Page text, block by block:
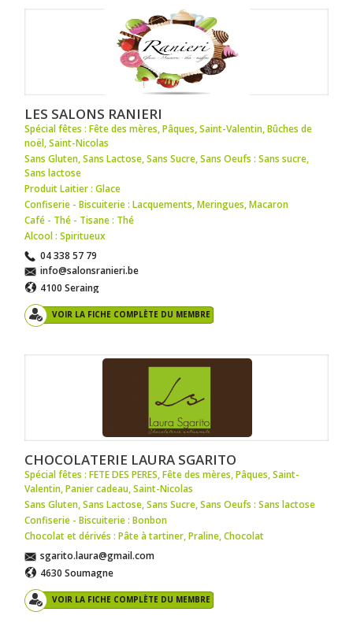
LES SALONS RANIERI
Spécial fêtes : Fête des mères,Pâques,Saint-Valentin,Bûches de
noël,Saint-Nicolas
Sans Gluten, Sans Lactose, Sans Sucre, Sans Oeufs : Sans sucre,
Sans lactose
Produit Laitier : Glace
Confiserie - Biscuiterie : Lacquements,Meringues,Macaron
Café - Thé - Tisane : Thé
Alcool : Spiritueux
04 338 57 79
info@salonsranieri.be
4100 Seraing
VOIR LA FICHE COMPLÈTE DU MEMBRE
CHOCOLATERIE LAURA SGARITO
Spécial fêtes : FETE DES PERES,Fête des mères,Pâques,Saint-
Valentin,Panier cadeau,Saint-Nicolas
Sans Gluten, Sans Lactose, Sans Sucre, Sans Oeufs : Sans lactose
Confiserie - Biscuiterie : Bonbon
Chocolat et dérivés : Pâte à tartiner,Praline,Chocolat
sgarito.laura@gmail.com
4630 Soumagne
VOIR LA FICHE COMPLÈTE DU MEMBRE